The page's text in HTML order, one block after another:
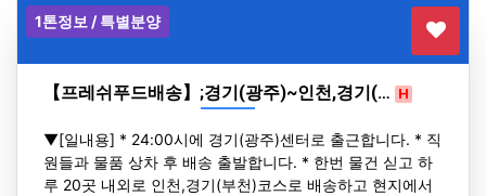
1톤정보 / 특별분양
【프레쉬푸드배송】;경기(광주)~인천,경기(… H
▼[일내용] * 24:00시에 경기(광주)센터로 출근합니다. * 직
원들과 물품 상차 후 배송 출발합니다. * 한번 물건 싣고 하
루 20곳 내외로 인천,경기(부천)코스로 배송하고 현지에서